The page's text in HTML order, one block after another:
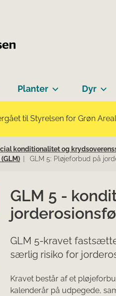
Planter Dyr
til Styrelsen for Grøn
konditionalitet og
GLM 5: Pløjeforbud på
GLM 5 -
GLM 5-kravet
særlig risiko for
Kravet består af et
kalenderår på udpegede,